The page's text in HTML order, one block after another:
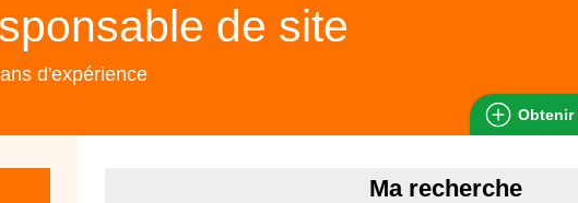
de site
d'expérience
Obtenir
Ma recherche